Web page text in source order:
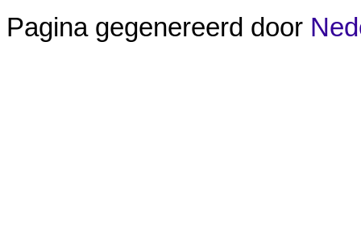
Pagina gegenereerd door